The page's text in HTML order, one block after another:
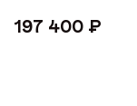
197 400 ₽
Телефон